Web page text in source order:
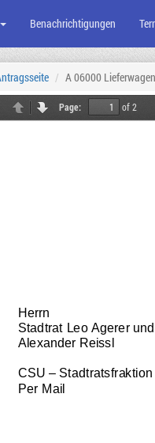
Benachrichtigungen
A 06000
PreviousNext
Page:
of 2
Herrn
Stadtrat Leo Agerer und
Alexander Reissl
CSU – Stadtratsfraktion
Per Mail